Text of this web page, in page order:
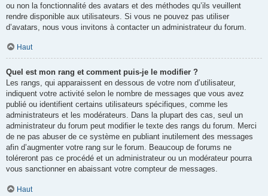
ou non la fonctionnalité des avatars et des méthodes qu’ils veuillent
rendre disponible aux utilisateurs. Si vous ne pouvez pas utiliser
d’avatars, nous vous invitons à contacter un administrateur du forum.
Haut
Quel est mon rang et comment puis-je le modifier ?
Les rangs, qui apparaissent en dessous de votre nom d’utilisateur,
indiquent votre activité selon le nombre de messages que vous avez
publié ou identifient certains utilisateurs spécifiques, comme les
administrateurs et les modérateurs. Dans la plupart des cas, seul un
administrateur du forum peut modifier le texte des rangs du forum. Merci
de ne pas abuser de ce système en publiant inutilement des messages
afin d’augmenter votre rang sur le forum. Beaucoup de forums ne
toléreront pas ce procédé et un administrateur ou un modérateur pourra
vous sanctionner en abaissant votre compteur de messages.
Haut